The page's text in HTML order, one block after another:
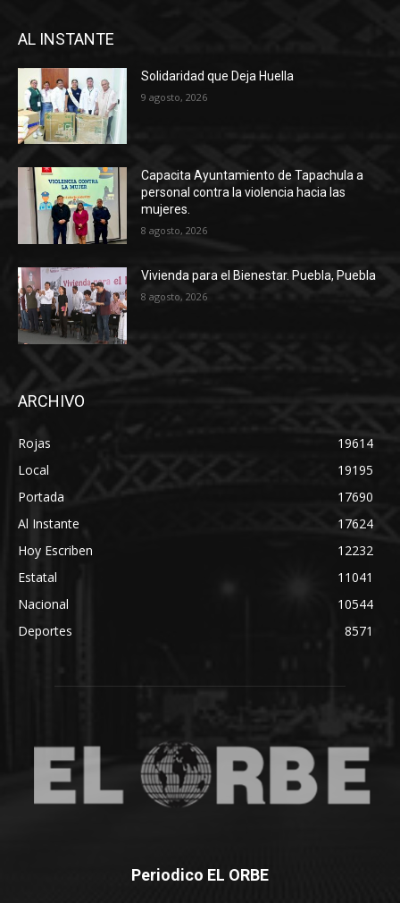
AL INSTANTE
Solidaridad que Deja Huella
9 agosto, 2026
Capacita Ayuntamiento de Tapachula a
personal contra la violencia hacia las
mujeres.
8 agosto, 2026
Vivienda para el Bienestar. Puebla, Puebla
8 agosto, 2026
ARCHIVO
Rojas
19614
Local
19195
Portada
17690
Al Instante
17624
Hoy Escriben
12232
Estatal
11041
Nacional
10544
Deportes
8571
Periodico EL ORBE